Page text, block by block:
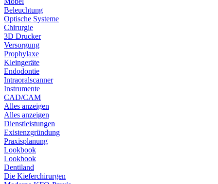
Beleuchtung
Optische Systeme
Chirurgie
3D Drucker
Versorgung
Prophylaxe
Kleingeräte
Endodontie
Intraoralscanner
Instrumente
CAD/CAM
Alles anzeigen
Alles anzeigen
Dienstleistungen
Existenzgründung
Praxisplanung
Lookbook
Lookbook
Dentiland
Die Kieferchirurgen